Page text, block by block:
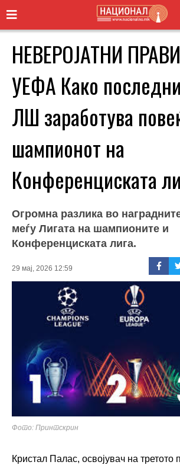
НЕВЕРОЈАТНИ
УЕФА Како
ЛШ заработува
шампионот на
Конференциската
Огромна разлика во
меѓу Лигата на шампионите и
Конференциската лига.
29 мај, 2026 12:59
Фото: Принтскрин
Кристал Палас, освојувач на третото